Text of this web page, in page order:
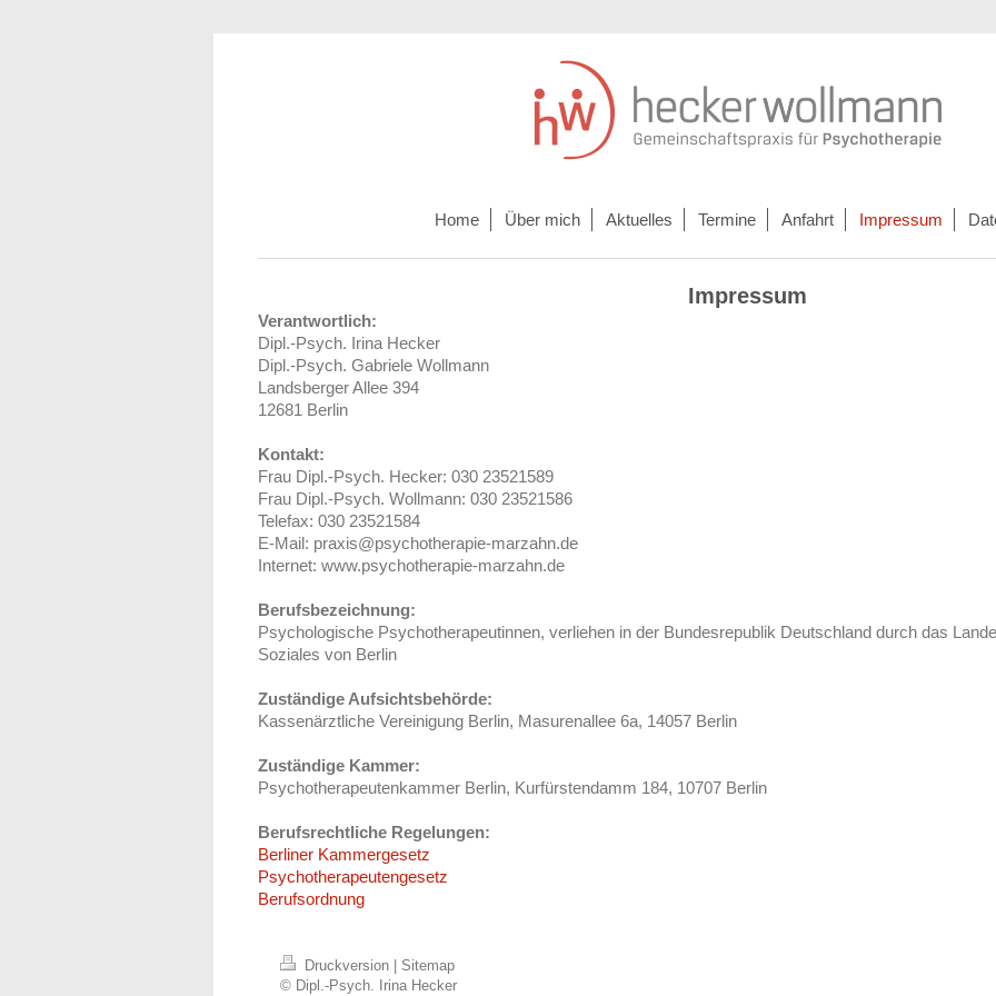
Home Über mich Aktuelles Termine Anfahrt Impressum
Impressum
Verantwortlich:
Dipl.-Psych. Irina Hecker
Dipl.-Psych. Gabriele Wollmann
Landsberger Allee 394
12681 Berlin
Kontakt:
Frau Dipl.-Psych. Hecker: 030 23521589
Frau Dipl.-Psych. Wollmann: 030 23521586
Telefax: 030 23521584
E-Mail: praxis@psychotherapie-marzahn.de
Internet: www.psychotherapie-marzahn.de
Berufsbezeichnung:
Psychologische Psychotherapeutinnen, verliehen in der Bundesrepublik Deutschland durch das
Soziales von Berlin
Zuständige Aufsichtsbehörde:
Kassenärztliche Vereinigung Berlin, Masurenallee 6a, 14057 Berlin
Zuständige Kammer:
Psychotherapeutenkammer Berlin, Kurfürstendamm 184, 10707 Berlin
Berufsrechtliche Regelungen:
Berliner Kammergesetz
Psychotherapeutengesetz
Berufsordnung
Druckversion
Sitemap
© Dipl.-Psych. Irina Hecker